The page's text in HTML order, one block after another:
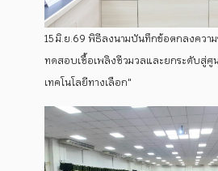
15 มิ.ย.69 พิธีลงนามบันทึกข้อตกลงความ
ทดสอบเชื้อเพลิงชีวมวลและยกระดับสู่ศู
เทคโนโลยีทางเลือก"